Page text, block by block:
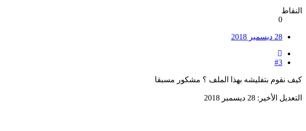
النقاط
0
28 ديسمبر 2018
#3
كيف نقوم بتفليشه بهذا الملف ؟ مشكور مسبقا
التعديل الأخير: 28 ديسمبر 2018